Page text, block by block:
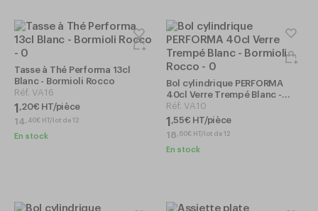
Tasse à Thé Performa 13cl
Blanc - Bormioli Rocco
Réf. VA16
1 ,20€ HT/pièce
14 , 40€ HT/lot de 12
En stock
Bol cylindrique PERFORMA
40cl Verre Trempé Blanc -
Bormioli Rocco
Réf. VA10
1 ,55€ HT/pièce
18 , 60€ HT/lot de 12
En stock